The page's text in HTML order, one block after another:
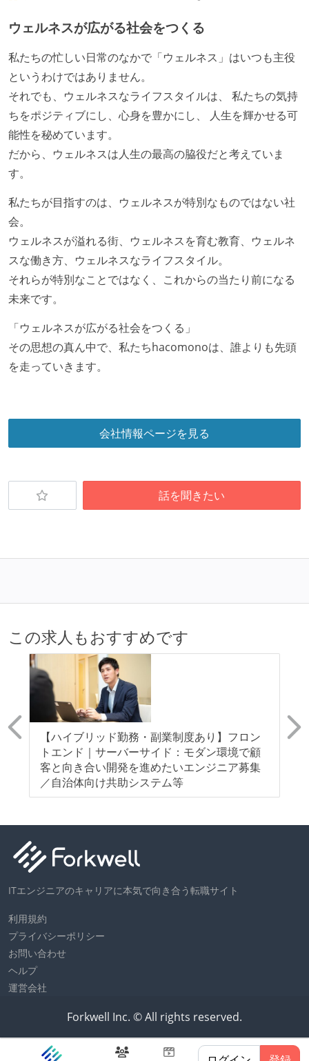
ウェルネスが広がる社会をつくる
私たちの忙しい日常のなかで「ウェルネス」はいつも主役
というわけではありません。
それでも、ウェルネスなライフスタイルは、 私たちの気持
ちをポジティブにし、心身を豊かにし、 人生を輝かせる可
能性を秘めています。
だから、ウェルネスは人生の最高の脇役だと考えていま
す。
私たちが目指すのは、ウェルネスが特別なものではない社
会。
ウェルネスが溢れる街、ウェルネスを育む教育、ウェルネ
スな働き方、ウェルネスなライフスタイル。
それらが特別なことではなく、これからの当たり前になる
未来です。
「ウェルネスが広がる社会をつくる」
その思想の真ん中で、私たちhacomonoは、誰よりも先頭
を走っていきます。
会社情報ページを見る
話を聞きたい
この求人もおすすめです
【ハイブリッド勤務・副業制度あり】フロン
トエンド｜サーバーサイド：モダン環境で顧
客と向き合い開発を進めたいエンジニア募集
／自治体向け共助システム等
ITエンジニアのキャリアに本気で向き合う転職サイト
利用規約
プライバシーポリシー
お問い合わせ
ヘルプ
運営会社
Forkwell Inc. © All rights reserved.